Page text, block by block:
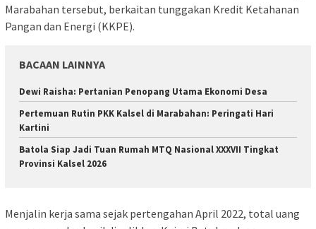
Marabahan tersebut, berkaitan tunggakan Kredit Ketahanan
Pangan dan Energi (KKPE).
BACAAN LAINNYA
Dewi Raisha: Pertanian Penopang Utama Ekonomi Desa
Pertemuan Rutin PKK Kalsel di Marabahan: Peringati Hari
Kartini
Batola Siap Jadi Tuan Rumah MTQ Nasional XXXVII Tingkat
Provinsi Kalsel 2026
Menjalin kerja sama sejak pertengahan April 2022, total uang